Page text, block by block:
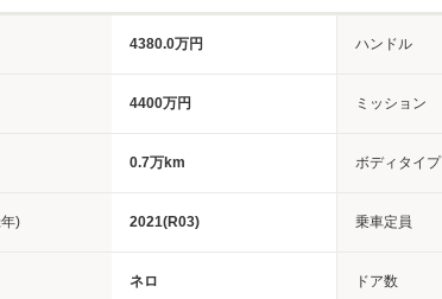
4380.0万円 ハンドル
4400万円 ミッション
0.7万km ボディタイプ
) 2021(R03) 乗車定員
ネロ ドア数